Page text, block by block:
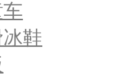
鞋